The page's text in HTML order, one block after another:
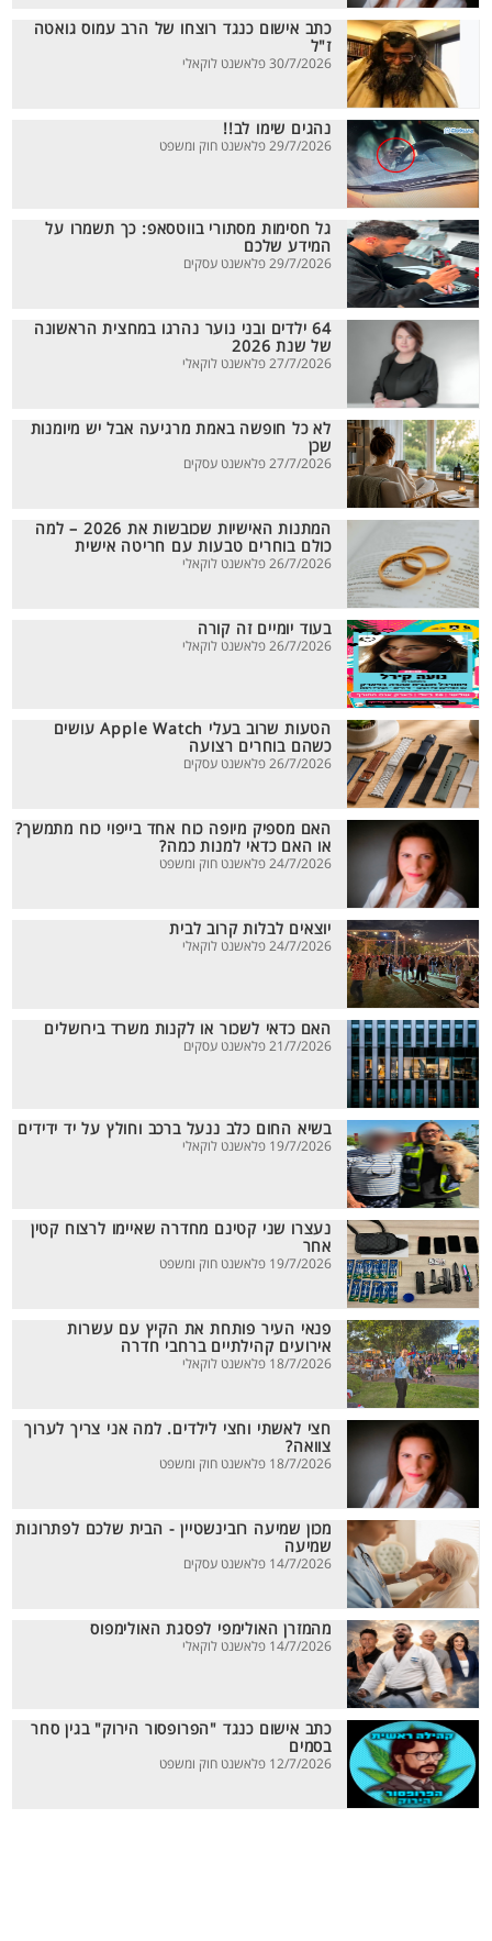
כתב אישום כנגד רוצחו של הרב עמוס גואטה
ז"ל
30/7/2026 פלאשנט לוקאלי
נהגים שימו לב!!
29/7/2026 פלאשנט חוק ומשפט
גל חסימות מסתורי בווטסאפ: כך תשמרו על
המידע שלכם
29/7/2026 פלאשנט עסקים
64 ילדים ובני נוער נהרגו במחצית הראשונה
של שנת 2026
27/7/2026 פלאשנט לוקאלי
לא כל חופשה באמת מרגיעה אבל יש מיומנות
שכן
27/7/2026 פלאשנט עסקים
המתנות האישיות שכובשות את 2026 – למה
כולם בוחרים טבעות עם חריטה אישית
26/7/2026 פלאשנט לוקאלי
בעוד יומיים זה קורה
26/7/2026 פלאשנט לוקאלי
הטעות שרוב בעלי Apple Watch עושים
כשהם בוחרים רצועה
26/7/2026 פלאשנט עסקים
האם מספיק מיופה כוח אחד בייפוי כוח מתמשך?
או האם כדאי למנות כמה?
24/7/2026 פלאשנט חוק ומשפט
יוצאים לבלות קרוב לבית
24/7/2026 פלאשנט לוקאלי
האם כדאי לשכור או לקנות משרד בירושלים
21/7/2026 פלאשנט עסקים
בשיא החום כלב ננעל ברכב וחולץ על יד ידידים
19/7/2026 פלאשנט לוקאלי
נעצרו שני קטינם מחדרה שאיימו לרצוח קטין
אחר
19/7/2026 פלאשנט חוק ומשפט
פנאי העיר פותחת את הקיץ עם עשרות
אירועים קהילתיים ברחבי חדרה
18/7/2026 פלאשנט לוקאלי
חצי לאשתי וחצי לילדים. למה אני צריך לערוך
צוואה?
18/7/2026 פלאשנט חוק ומשפט
מכון שמיעה רובינשטיין - הבית שלכם לפתרונות
שמיעה
14/7/2026 פלאשנט עסקים
מהמזרן האולימפי לפסגת האולימפוס
14/7/2026 פלאשנט לוקאלי
כתב אישום כנגד "הפרופסור הירוק" בגין סחר
בסמים
12/7/2026 פלאשנט חוק ומשפט